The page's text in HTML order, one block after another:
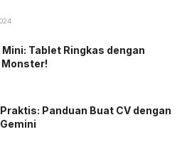
Tablet Ringkas dengan
Panduan Buat CV dengan